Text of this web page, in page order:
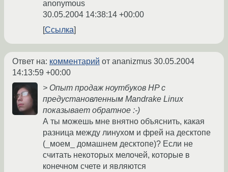
anonymous
30.05.2004 14:38:14 +00:00
Ссылка
Ответ на: комментарий от ananizmus 30.05.2004
14:13:59 +00:00
> Опыт продаж ноутбуков HP с
предустановленным Mandrake Linux
показывает обратное :-)
А ты можешь мне внятно объяснить, какая
разница между линухом и фрей на десктопе
(_моем_ домашнем десктопе)? Если не
считать некоторых мелочей, которые в
конечном счете и являются